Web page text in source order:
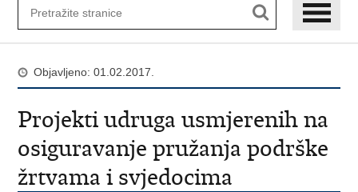
Objavljeno: 01.02.2017.
Projekti udruga usmjerenih na
osiguravanje pružanja podrške
žrtvama i svjedocima